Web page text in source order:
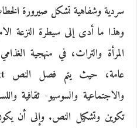
سردية وشفاهية تشكل صيرورة
وهذا ما أدى إلى سيطرة النزعة
المرأة والتراث، في منهجية
والاجتماعية والسوسيو- ثقافية
تكوين وتشكيل النص. وإلى أن